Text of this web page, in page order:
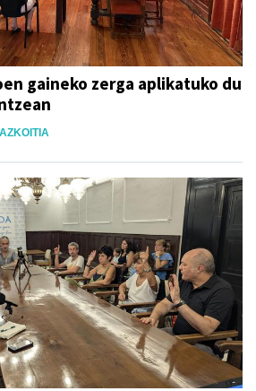
gaineko zerga aplikatuko du
AZKOITIA